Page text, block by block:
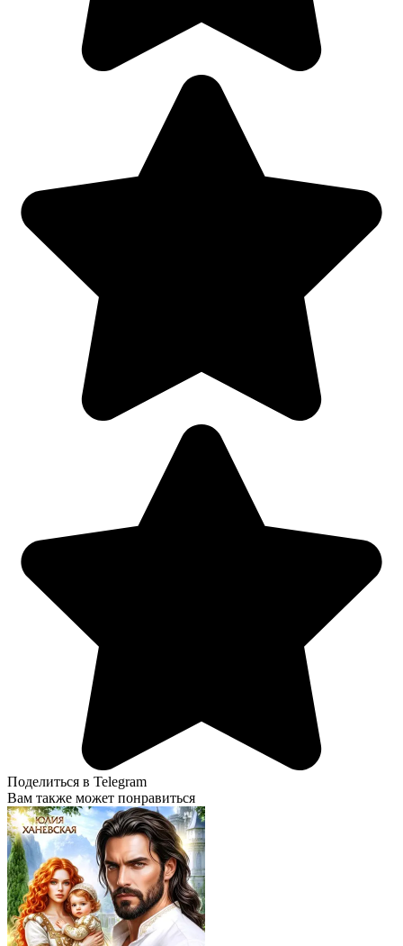
Поделиться в Telegram
Вам также может понравиться